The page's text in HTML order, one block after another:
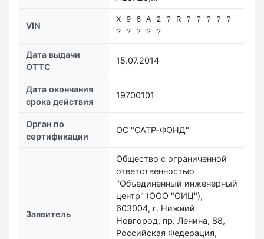
VIN
Х 9 6 A 2 ? R ? ? ? ? ?
? ? ? ? ?
Дата выдачи
ОТТС
15.07.2014
Дата окончания
срока действия
19700101
Орган по
сертификации
ОС "САТР-ФОНД"
Заявитель
Общество с ограниченной
ответственностью
"Объединенный инженерный
центр" (ООО "ОИЦ"),
603004, г. Нижний
Новгород, пр. Ленина, 88,
Российская Федерация,